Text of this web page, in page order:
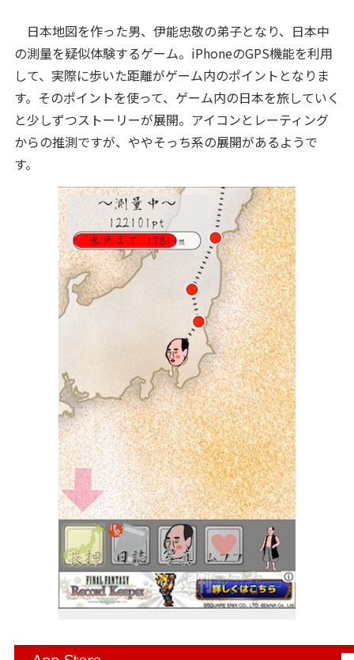
日本地図を作った男、伊能忠敬の弟子となり、日本中
の測量を疑似体験するゲーム。iPhoneのGPS機能を利用
して、実際に歩いた距離がゲーム内のポイントとなりま
す。そのポイントを使って、ゲーム内の日本を旅していく
と少しずつストーリーが展開。アイコンとレーティング
からの推測ですが、ややそっち系の展開があるようで
す。